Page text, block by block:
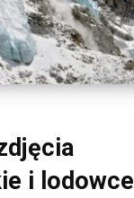
i lodowce